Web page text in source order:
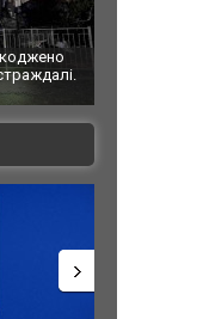
врятували козуленя
лісової пожежі у